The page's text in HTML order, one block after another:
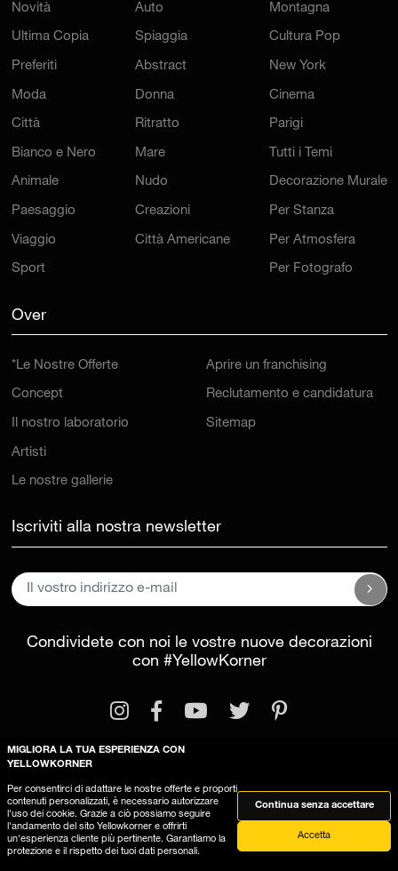
Novità
Ultima Copia
Preferiti
Moda
Città
Bianco e Nero
Animale
Paesaggio
Viaggio
Sport
Auto
Spiaggia
Abstract
Donna
Ritratto
Mare
Nudo
Creazioni
Città Americane
Montagna
Cultura Pop
New York
Cinema
Parigi
Tutti i Temi
Decorazione Murale
Per Stanza
Per Atmosfera
Per Fotografo
Over
*Le Nostre Offerte
Concept
Il nostro laboratorio
Artisti
Le nostre gallerie
Aprire un franchising
Reclutamento e candidatura
Sitemap
Iscriviti alla nostra newsletter
Condividete con noi le vostre nuove decorazioni
con #YellowKorner
Informazioni legaliCondizioni generali di vendita
Questo sito utilizza dei cookies
MIGLIORA LA TUA ESPERIENZA CON
YELLOWKORNER
Per consentirci di adattare le nostre offerte e proporti
contenuti personalizzati, è necessario autorizzare
l'uso dei cookie. Grazie a ciò possiamo seguire
l'andamento del sito Yellowkorner e offrirti
un'esperienza cliente più pertinente. Garantiamo la
protezione e il rispetto dei tuoi dati personali.
Continua senza accettare
Accetta